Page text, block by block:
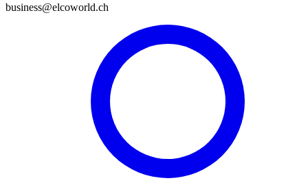
business@elcoworld.ch